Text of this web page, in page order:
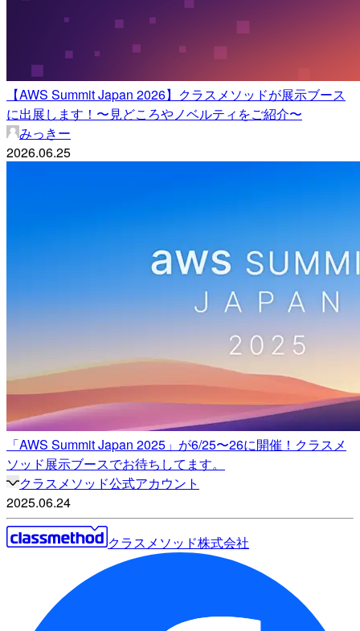
【AWS Summit Japan 2026】クラスメソッドが展示ブース
に出展します！〜見どころやノベルティをご紹介〜
みっきー
2026.06.25
「AWS Summit Japan 2025」が6/25〜26に開催！クラスメ
ソッド展示ブースでお待ちしてます。
クラスメソッド公式アカウント
2025.06.24
クラスメソッド株式会社